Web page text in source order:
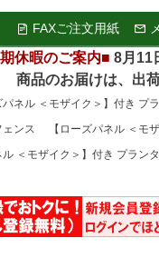
FAXご注文用紙
休暇のご案内■ 8月11
のお届けは、出荷時
ネル ＜モザイク＞】付き プ
ェンス 【ローズパネル ＜モ
＜モザイク＞】付き プラン